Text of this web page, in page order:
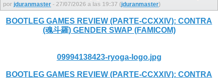
por jduranmaster - 27/07/2026 a las 19:37 (jduranmaster)
BOOTLEG GAMES REVIEW (PARTE-CCXXIV): CONTRA
(魂斗羅) GENDER SWAP (FAMICOM)
09994138423-ryoga-logo.jpg
BOOTLEG GAMES REVIEW (PARTE-CCXXIV): CONTRA